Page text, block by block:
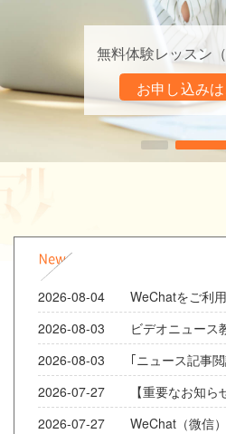
無料体験レッスン
お申し込み
2026-08-04 WeChatをご利用
2026-08-03 ビデオニュース
2026-07-27 WeChat（微信）